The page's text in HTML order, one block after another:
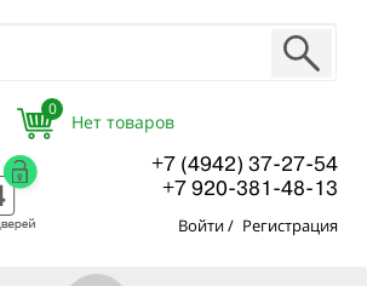
0
+7 (4942) 37-27-54
+7 920-381-48-13
Войти/ Регистрация